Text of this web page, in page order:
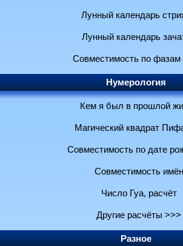
Лунный календарь
Лунный календарь
Совместимость по
Нумерология
Кем я был в прошлой
Магический квадрат
Совместимость по дате
Совместимость имён
Число Гуа, расчёт
Другие расчёты >>>
Разное